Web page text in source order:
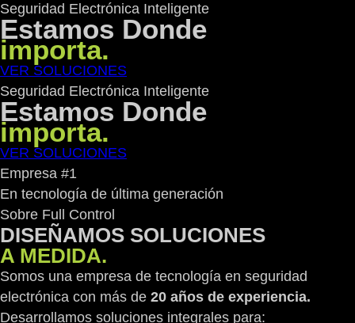
Seguridad Electrónica Inteligente
Estamos Donde
importa.
VER SOLUCIONES
Seguridad Electrónica Inteligente
Estamos Donde
importa.
VER SOLUCIONES
Empresa #1
En tecnología de última generación
Sobre Full Control
DISEÑAMOS SOLUCIONES
A MEDIDA.
Somos una empresa de tecnología en seguridad
electrónica con más de 20 años de experiencia.
Desarrollamos soluciones integrales para: